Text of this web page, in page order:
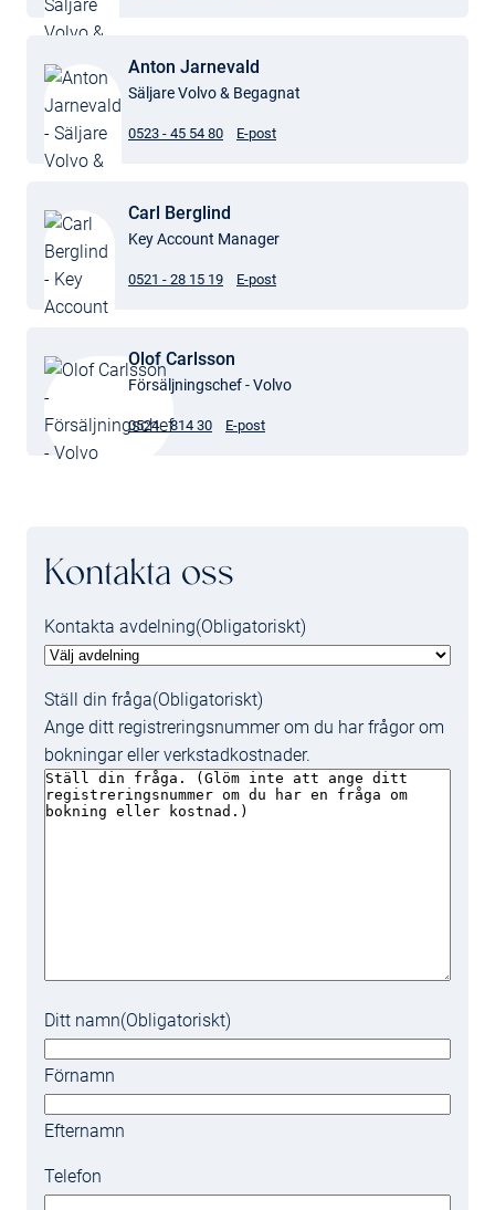
Kontakta oss
Kontakta avdelning(Obligatoriskt)
Ställ din fråga(Obligatoriskt)
Ange ditt registreringsnummer om du har frågor om
bokningar eller verkstadkostnader.
Ditt namn(Obligatoriskt)
Förnamn
Efternamn
Telefon
Anton Jarnevald
Säljare Volvo & Begagnat
0523 - 45 54 80 E-post
Carl Berglind
Key Account Manager
0521 - 28 15 19 E-post
Olof Carlsson
Försäljningschef - Volvo
0524 - 814 30 E-post